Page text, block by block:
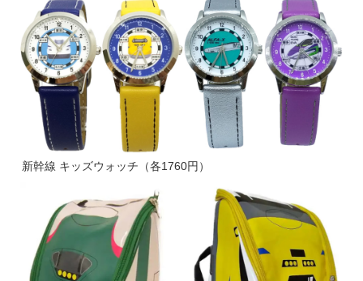
新幹線 キッズウォッチ（各1760円）